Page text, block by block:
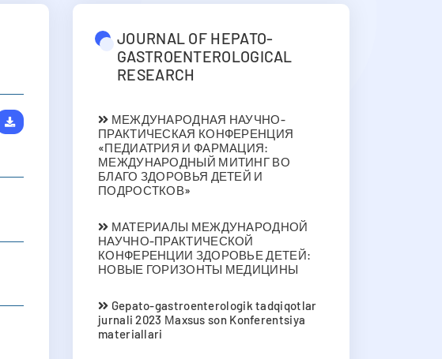
JOURNAL OF HEPATO-
GASTROENTEROLOGICAL
RESEARCH
МЕЖДУНАРОДНАЯ НАУЧНО-
ПРАКТИЧЕСКАЯ КОНФЕРЕНЦИЯ
«ПЕДИАТРИЯ И ФАРМАЦИЯ:
МЕЖДУНАРОДНЫЙ МИТИНГ ВО
БЛАГО ЗДОРОВЬЯ ДЕТЕЙ И
ПОДРОСТКОВ»
МАТЕРИАЛЫ МЕЖДУНАРОДНОЙ
НАУЧНО-ПРАКТИЧЕСКОЙ
КОНФЕРЕНЦИИ ЗДОРОВЬЕ ДЕТЕЙ:
НОВЫЕ ГОРИЗОНТЫ МЕДИЦИНЫ
Gepato-gastroenterologik tadqiqotlar
jurnali 2023 Мaxsus son Konferentsiya
materiallari